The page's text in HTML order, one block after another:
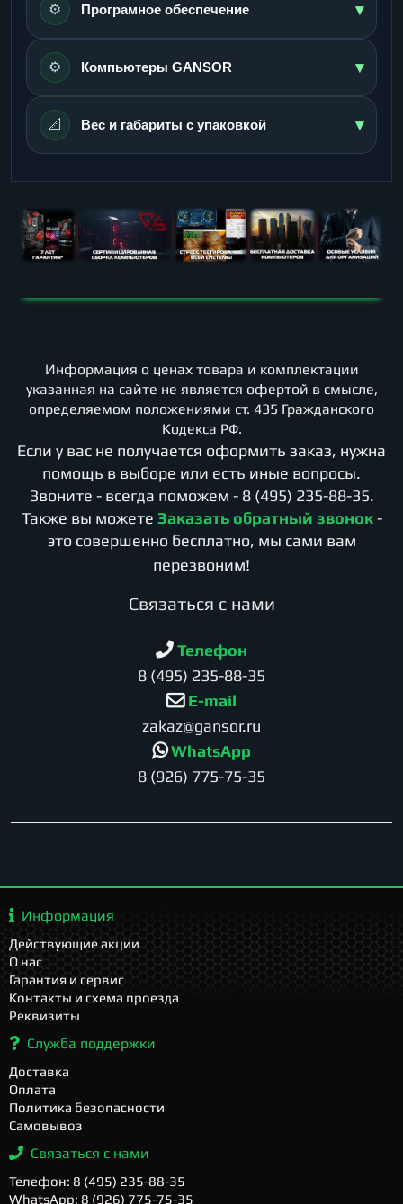
⚙️ Програмное обеспечение ▾
⚙️ Компьютеры GANSOR ▾
📐 Вес и габариты с упаковкой ▾
Информация о ценах товара и комплектации
указанная на сайте не является офертой в смысле,
определяемом положениями ст. 435 Гражданского
Кодекса РФ.
Если у вас не получается оформить заказ, нужна
помощь в выборе или есть иные вопросы.
Звоните - всегда поможем - 8 (495) 235-88-35.
Также вы можете Заказать обратный звонок -
это совершенно бесплатно, мы сами вам
перезвоним!
Cвязаться с нами
Телефон
8 (495) 235-88-35
E-mail
zakaz@gansor.ru
WhatsApp
8 (926) 775-75-35
Информация
Действующие акции
О нас
Гарантия и сервис
Контакты и схема проезда
Реквизиты
Служба поддержки
Доставка
Оплата
Политика безопасности
Самовывоз
Связаться с нами
Телефон: 8 (495) 235-88-35
WhatsApp: 8 (926) 775-75-35